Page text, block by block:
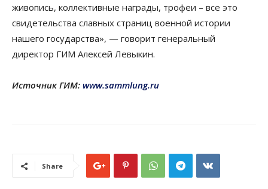
живопись, коллективные награды, трофеи – все это
свидетельства славных страниц военной истории
нашего государства», — говорит генеральный
директор ГИМ Алексей Левыкин.
Источник ГИМ: www.sammlung.ru
Share